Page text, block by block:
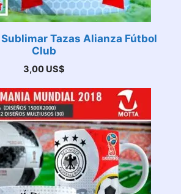
Tazas Alianza Fútbol
Club
3,00 US$